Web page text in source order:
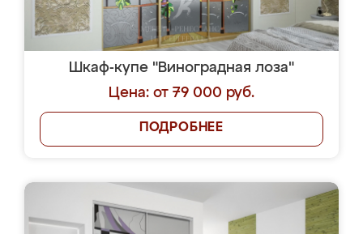
Шкаф-купе "Виноградная лоза"
Цена: от 79 000 руб.
ПОДРОБНЕЕ